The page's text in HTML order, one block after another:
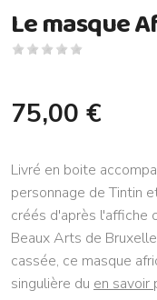
Le masque
75,00 €
Livré en boite
personnage de Tintin
créés d'après l'affiche
Beaux Arts de
cassée, ce masque
singulière du en savoir